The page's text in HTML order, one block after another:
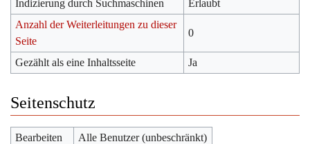
Indizierung durch Suchmaschinen
Erlaubt
Anzahl der Weiterleitungen zu dieser
Seite
0
Gezählt als eine Inhaltsseite Ja
Seitenschutz
Bearbeiten
Alle Benutzer (unbeschränkt)